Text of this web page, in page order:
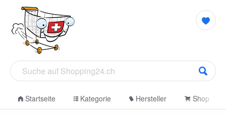
Startseite Kategorie Hersteller Shop